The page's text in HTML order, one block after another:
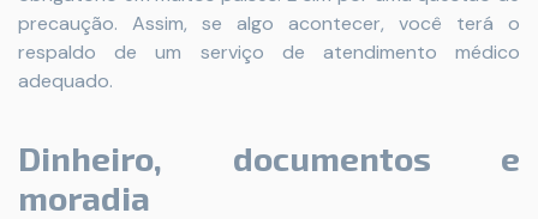
precaução. Assim, se algo acontecer, você terá o
respaldo de um serviço de atendimento médico
adequado.
Dinheiro, documentos e
moradia